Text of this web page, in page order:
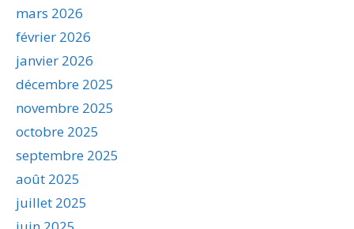
mars 2026
février 2026
janvier 2026
décembre 2025
novembre 2025
octobre 2025
septembre 2025
août 2025
juillet 2025